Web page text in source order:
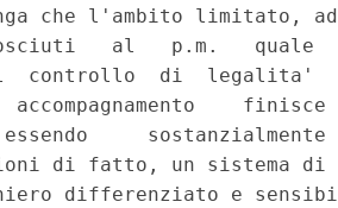
che l'ambito limitato,
al   p.m.   quale
controllo  di  legalita'
di fatto, un sistema
differenziato e